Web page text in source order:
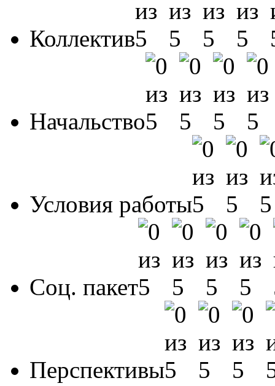
Коллектив
Начальство
Условия работы
Соц. пакет
Перспективы